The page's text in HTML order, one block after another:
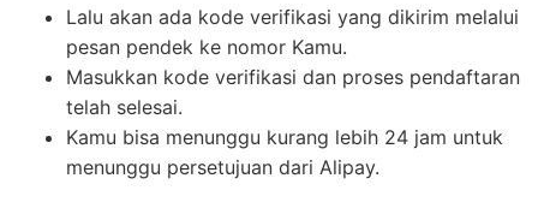
Lalu akan ada kode verifikasi yang dikirim melalui
pesan pendek ke nomor Kamu.
Masukkan kode verifikasi dan proses pendaftaran
telah selesai.
Kamu bisa menunggu kurang lebih 24 jam untuk
menunggu persetujuan dari Alipay.